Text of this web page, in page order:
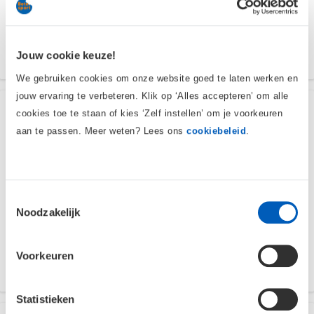
Jouw cookie keuze!
We gebruiken cookies om onze website goed te laten werken en
jouw ervaring te verbeteren. Klik op ‘Alles accepteren’ om alle
cookies toe te staan of kies ‘Zelf instellen’ om je voorkeuren
aan te passen. Meer weten? Lees ons cookiebeleid
Noodzakelijk
Voorkeuren
Statistieken
Vergelijk
Craft Essence Jersey - S -
Heren - Rood - Fietsshirt